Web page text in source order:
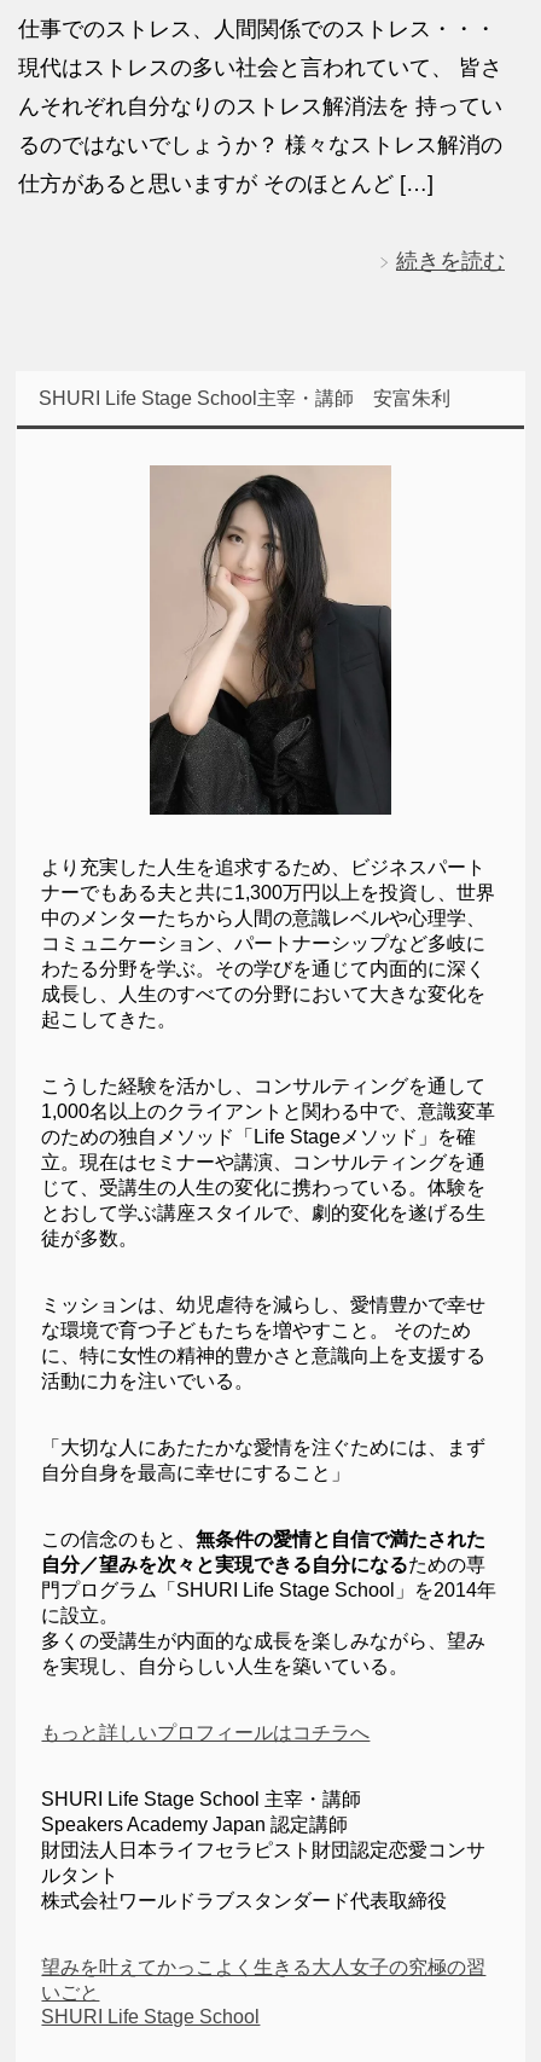
仕事でのストレス、人間関係でのストレス・・・
現代はストレスの多い社会と言われていて、 皆さ
んそれぞれ自分なりのストレス解消法を 持ってい
るのではないでしょうか？ 様々なストレス解消の
仕方があると思いますが そのほとんど […]
続きを読む
SHURI Life Stage School主宰・講師 安富朱利
より充実した人生を追求するため、ビジネスパート
ナーでもある夫と共に1,300万円以上を投資し、世界
中のメンターたちから人間の意識レベルや心理学、
コミュニケーション、パートナーシップなど多岐に
わたる分野を学ぶ。その学びを通じて内面的に深く
成長し、人生のすべての分野において大きな変化を
起こしてきた。
こうした経験を活かし、コンサルティングを通して
1,000名以上のクライアントと関わる中で、意識変革
のための独自メソッド「Life Stageメソッド」を確
立。現在はセミナーや講演、コンサルティングを通
じて、受講生の人生の変化に携わっている。体験を
とおして学ぶ講座スタイルで、劇的変化を遂げる生
徒が多数。
ミッションは、幼児虐待を減らし、愛情豊かで幸せ
な環境で育つ子どもたちを増やすこと。 そのため
に、特に女性の精神的豊かさと意識向上を支援する
活動に力を注いでいる。
「大切な人にあたたかな愛情を注ぐためには、まず
自分自身を最高に幸せにすること」
この信念のもと、無条件の愛情と自信で満たされた
自分／望みを次々と実現できる自分になるための専
門プログラム「SHURI Life Stage School」を2014年
に設立。
多くの受講生が内面的な成長を楽しみながら、望み
を実現し、自分らしい人生を築いている。
もっと詳しいプロフィールはコチラへ
SHURI Life Stage School 主宰・講師
Speakers Academy Japan 認定講師
財団法人日本ライフセラピスト財団認定恋愛コンサ
ルタント
株式会社ワールドラブスタンダード代表取締役
望みを叶えてかっこよく生きる大人女子の究極の習
いごと
SHURI Life Stage School